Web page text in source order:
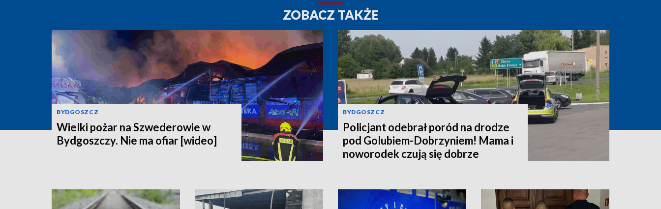
ZOBACZ TAKŻE
BYDGOSZCZ
Wielki pożar na Szwederowie w
Bydgoszczy. Nie ma ofiar [wideo]
BYDGOSZCZ
Policjant odebrał poród na drodze
pod Golubiem-Dobrzyniem! Mama i
noworodek czują się dobrze